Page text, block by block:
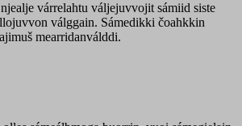
várrelahtu váljejuvvojit sámiid siste
válggain. Sámedikki čoahkkin
mearridanválddi.